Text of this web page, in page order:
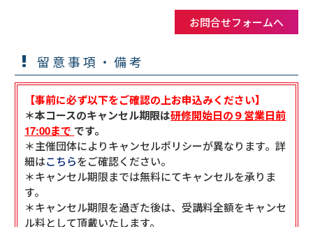
お問合せフォームへ
留意事項・備考
【事前に必ず以下をご確認の上お申込みください】
＊本コースのキャンセル期限は研修開始日の９営業日前
17:00まで です。
＊主催団体によりキャンセルポリシーが異なります。詳
細はこちらをご確認ください。
＊キャンセル期限までは無料にてキャンセルを承りま
す。
＊キャンセル期限を過ぎた後は、受講料全額をキャンセ
ル料として頂戴いたします。